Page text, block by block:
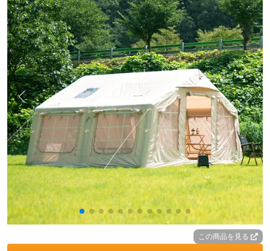
この商品を見る